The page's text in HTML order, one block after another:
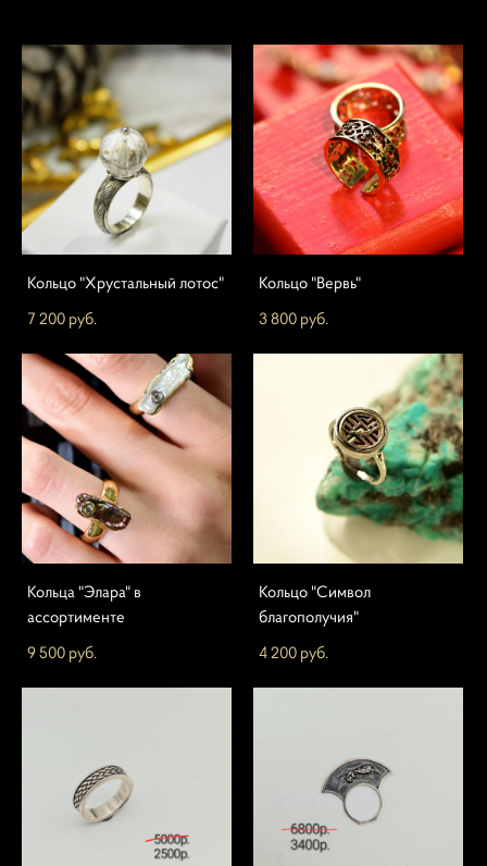
Кольцо "Хрустальный лотос"
7 200 pуб.
Кольцо "Вервь"
3 800 pуб.
Кольца "Элара" в
ассортименте
9 500 pуб.
Кольцо "Символ
благополучия"
4 200 pуб.